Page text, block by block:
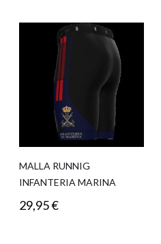
MALLA RUNNIG
INFANTERIA MARINA
29,95€